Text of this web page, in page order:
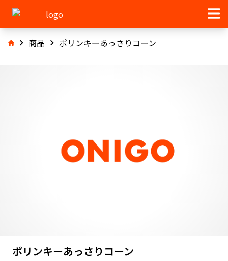
商品 ポリンキーあっさりコーン
ポリンキーあっさりコーン